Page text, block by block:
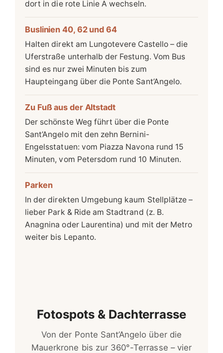
dort in die rote Linie A wechseln.
Buslinien 40, 62 und 64
Halten direkt am Lungotevere Castello – die
Uferstraße unterhalb der Festung. Vom Bus
sind es nur zwei Minuten bis zum
Haupteingang über die Ponte Sant’Angelo.
Zu Fuß aus der Altstadt
Der schönste Weg führt über die Ponte
Sant’Angelo mit den zehn Bernini-
Engelsstatuen: vom Piazza Navona rund 15
Minuten, vom Petersdom rund 10 Minuten.
Parken
In der direkten Umgebung kaum Stellplätze –
lieber Park & Ride am Stadtrand (z. B.
Anagnina oder Laurentina) und mit der Metro
weiter bis Lepanto.
Fotospots & Dachterrasse
Von der Ponte Sant’Angelo über die
Mauerkrone bis zur 360°-Terrasse – vier